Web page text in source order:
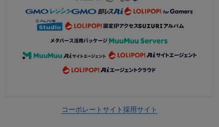
コーポレートサイト採用サイト